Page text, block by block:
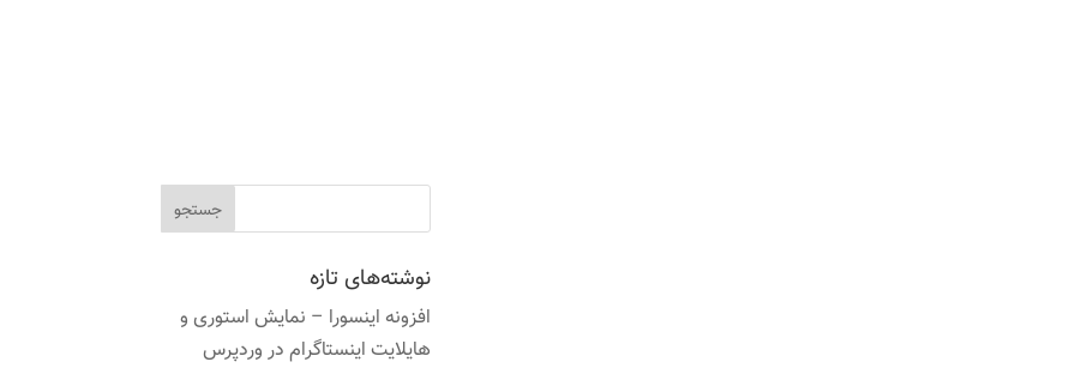
نوشته‌های تازه
افزونه اینسورا – نمایش استوری و
هایلایت اینستاگرام در وردپرس